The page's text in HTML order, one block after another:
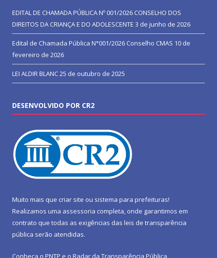
EDITAL DE CHAMADA PÚBLICA Nº 001/2026 CONSELHO DOS
DIREITOS DA CRIANÇA E DO ADOLESCENTE 3 de junho de 2026
Edital de Chamada Pública N°001/2026 Conselho CMAS 10 de
fevereiro de 2026
LEI ALDIR BLANC25 de outubro de 2025
DESENVOLVIDO POR CR2
Muito mais que criar site ou sistema para prefeituras!
Realizamos uma assessoria completa, onde garantimos em
contrato que todas as exigências das leis de transparência
pública serão atendidas.
Conheça o PNTP e o Radar da Transparência Pública